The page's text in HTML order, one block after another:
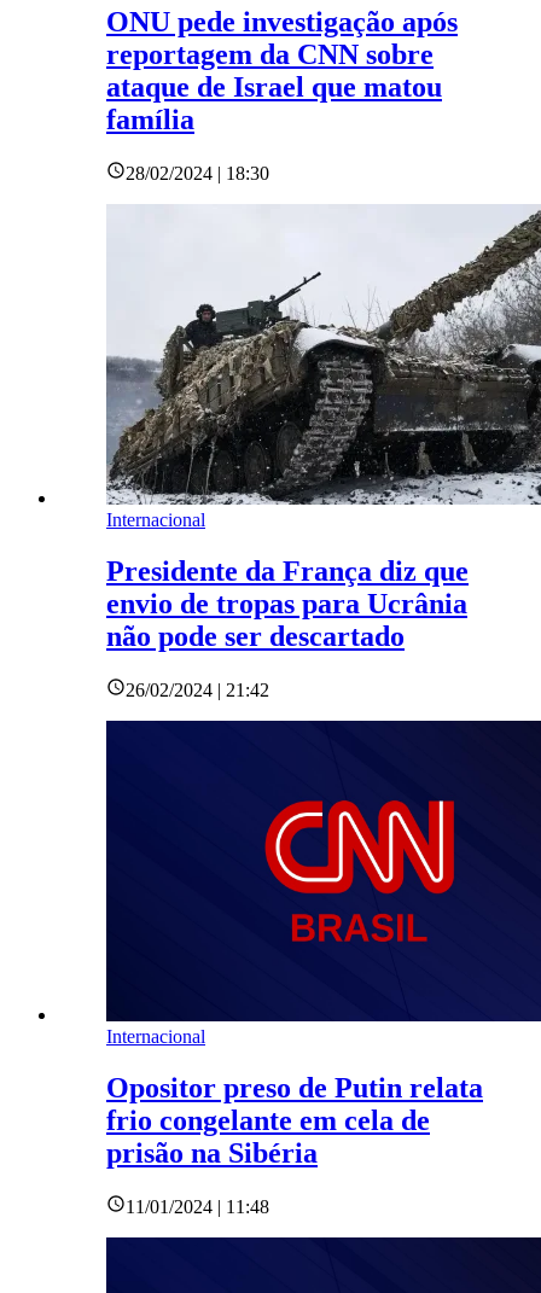
ONU pede investigação após
reportagem da CNN sobre
ataque de Israel que matou
família
28/02/2024 | 18:30
Internacional
Presidente da França diz que
envio de tropas para Ucrânia
não pode ser descartado
26/02/2024 | 21:42
Internacional
Opositor preso de Putin relata
frio congelante em cela de
prisão na Sibéria
11/01/2024 | 11:48